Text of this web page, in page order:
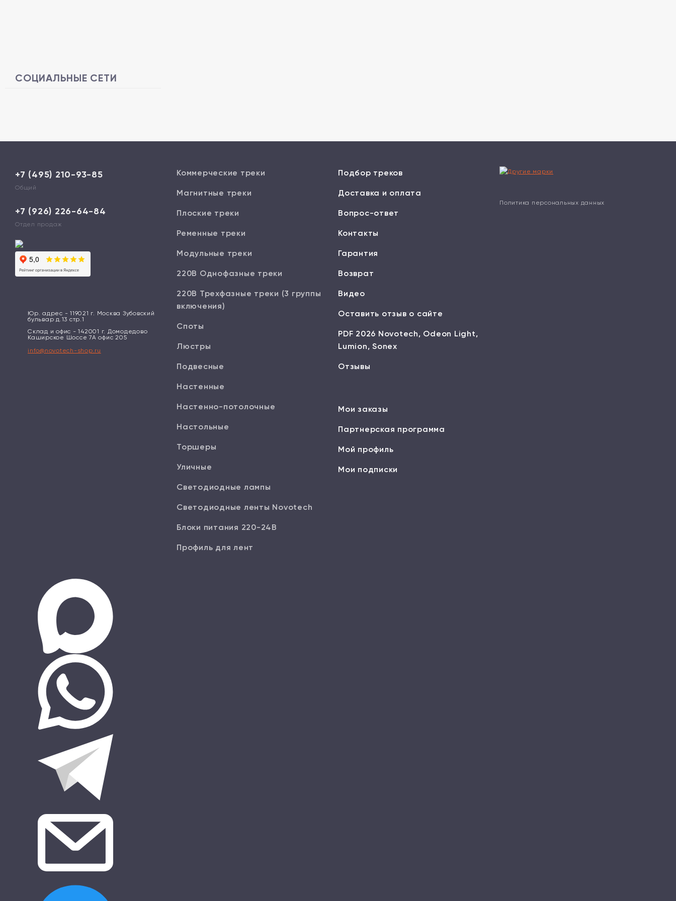
СОЦИАЛЬНЫЕ СЕТИ
+7 (495) 210-93-85
Общий
+7 (926) 226-64-84
Отдел продаж
Юр. адрес - 119021 г. Москва Зубовский
бульвар д.13 стр.1
Склад и офис - 142001 г. Домодедово
Каширское Шоссе 7А офис 205
info@novotech-shop.ru
Коммерческие треки
Магнитные треки
Плоские треки
Ременные треки
Модульные треки
220В Однофазные треки
220В Трехфазные треки (3 группы
включения)
Споты
Люстры
Подвесные
Настенные
Настенно-потолочные
Настольные
Торшеры
Уличные
Светодиодные лампы
Светодиодные ленты Novotech
Блоки питания 220-24В
Профиль для лент
Подбор треков
Доставка и оплата
Вопрос-ответ
Контакты
Гарантия
Возврат
Видео
Оставить отзыв о сайте
PDF 2026 Novotech, Odeon Light,
Lumion, Sonex
Отзывы
Мои заказы
Партнерская программа
Мой профиль
Мои подписки
Политика персональных данных